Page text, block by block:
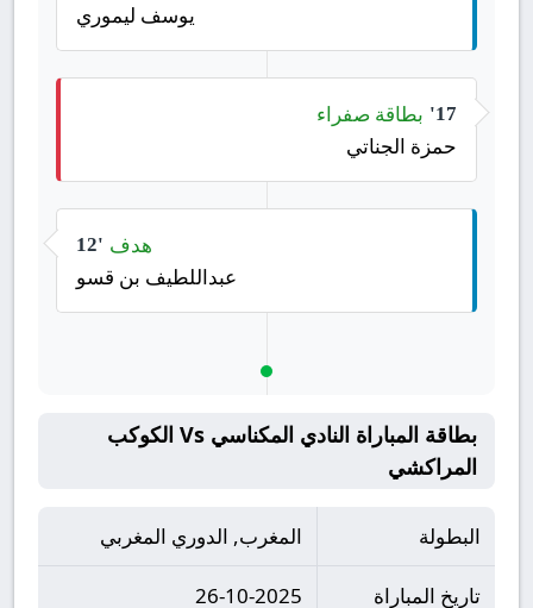
يوسف ليموري
17'
بطاقة صفراء
حمزة الجناتي
12' هدف
عبداللطيف بن قسو
بطاقة المباراة النادي المكناسي Vs الكوكب
المراكشي
البطولة المغرب, الدوري المغربي
تاريخ المباراة 26-10-2025